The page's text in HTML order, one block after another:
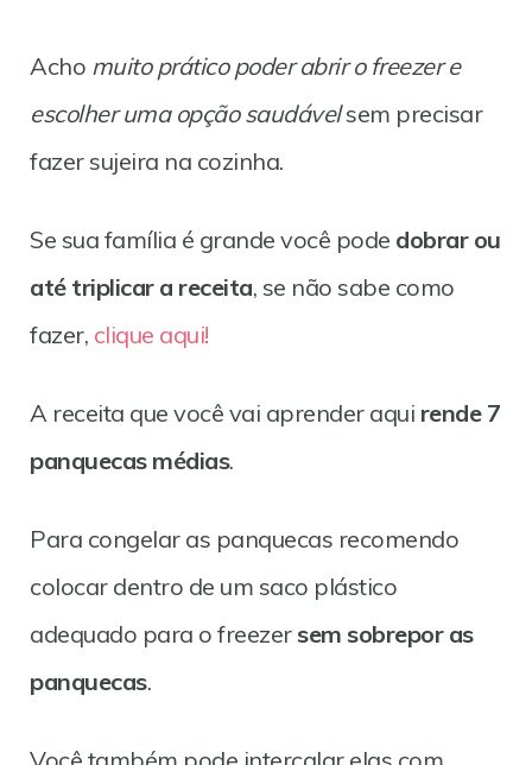
Acho muito prático poder abrir o freezer e
escolher uma opção saudávelsem precisar
fazer sujeira na cozinha.
Se sua família é grande você pode dobrar ou
até triplicar a receita, se não sabe como
fazer, clique aqui!
A receita que você vai aprender aqui rende 7
panquecas médias.
Para congelar as panquecas recomendo
colocar dentro de um saco plástico
adequado para o freezersem sobrepor as
panquecas.